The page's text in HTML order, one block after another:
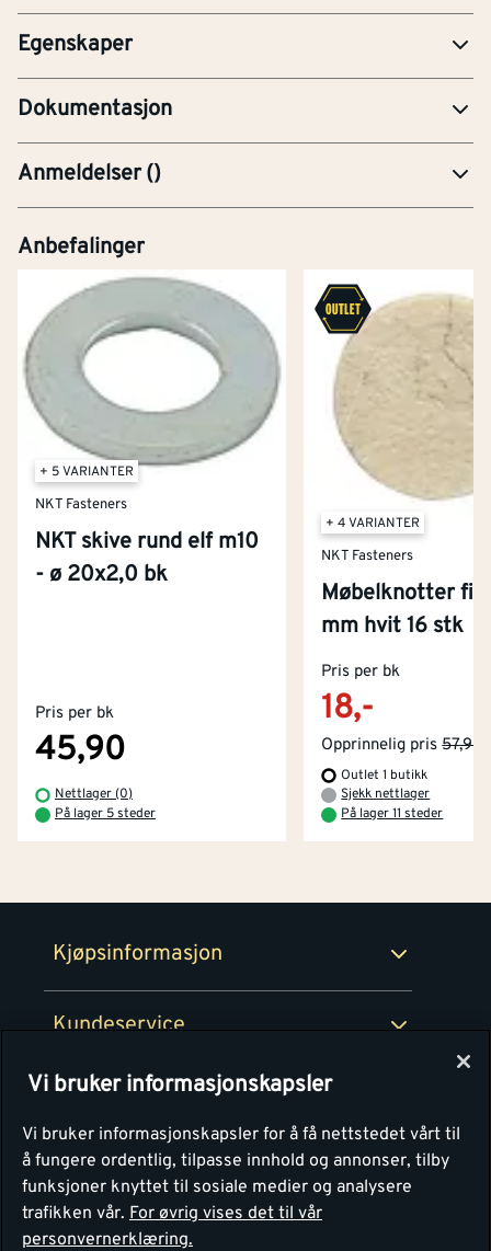
Egenskaper
Dokumentasjon
YTE-Ytelseserklæring (CE-merking)
Anmeldelser()
Anbefalinger
+ 5 VARIANTER
NKT Fasteners
NKT skive rund elf m10
- ø 20x2,0 bk
Pris per bk
45,90
Nettlager (0)
På lager 5 steder
+ 4 VARIANTER
NKT Fasteners
Møbelknotter filt
mm hvit 16 stk
Pris per bk
18,-
Opprinnelig pris 57,90
Outlet 1 butikk
Sjekk nettlager
På lager 11 steder
Kjøpsinformasjon
Kjøpsbetingelser
Retur- og angrerettsskjema
Kundeservice
Tjenester
Montér Klubb
Montér
Byggevarehus og åpningstider
Prismatch
Personvern
Vi bruker informasjonskapsler
Vi bruker informasjonskapsler for å få nettstedet vårt til
å fungere ordentlig, tilpasse innhold og annonser, tilby
funksjoner knyttet til sosiale medier og analysere
trafikken vår. For øvrig vises det til vår
personvernerklæring.